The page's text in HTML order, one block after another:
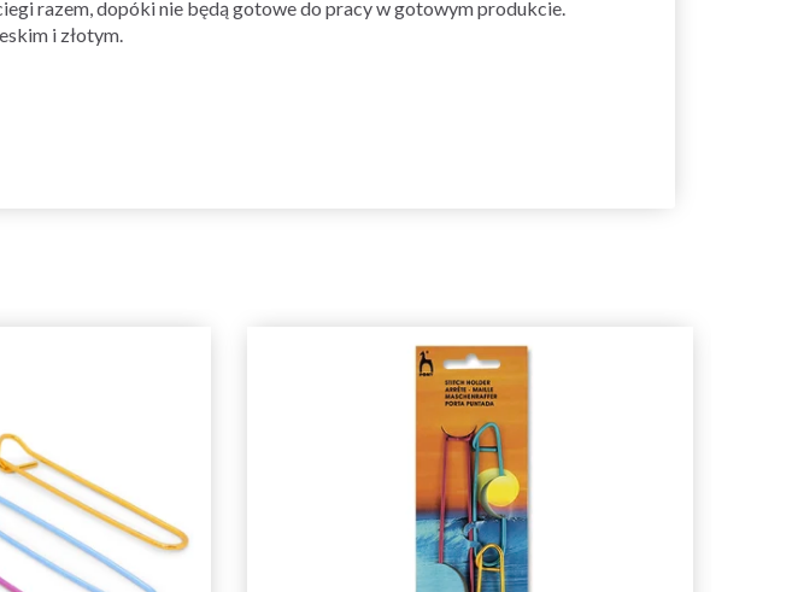
razem, dopóki nie będą gotowe do pracy w gotowym produkcie.
i złotym.